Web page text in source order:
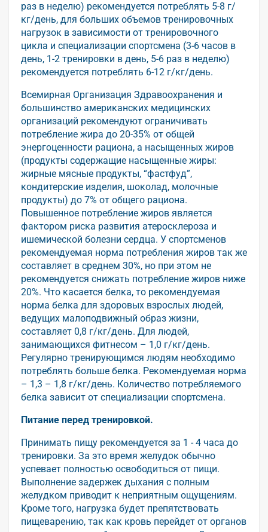
раз в неделю) рекомендуется потреблять 5-8 г/
кг/день, для больших объемов тренировочных
нагрузок в зависимости от тренировочного
цикла и специализации спортсмена (3-6 часов в
день, 1-2 тренировки в день, 5-6 раз в неделю)
рекомендуется потреблять 6-12 г/кг/день.
Всемирная Организация Здравоохранения и
большинство американских медицинских
организаций рекомендуют ограничивать
потребление жира до 20-35% от общей
энергоценности рациона, а насыщенных жиров
(продукты содержащие насыщенные жиры:
жирные мясные продукты, “фастфуд”,
кондитерские изделия, шоколад, молочные
продукты) до 7% от общего рациона.
Повышенное потребление жиров является
фактором риска развития атеросклероза и
ишемической болезни сердца. У спортсменов
рекомендуемая норма потребления жиров так же
составляет в среднем 30%, но при этом не
рекомендуется снижать потребление жиров ниже
20%. Что касается белка, то рекомендуемая
норма белка для здоровых взрослых людей,
ведущих малоподвижный образ жизни,
составляет 0,8 г/кг/день. Для людей,
занимающихся фитнесом – 1,0 г/кг/день.
Регулярно тренирующимся людям необходимо
потреблять больше белка. Рекомендуемая норма
– 1,3 – 1,8 г/кг/день. Количество потребляемого
белка зависит от специализации спортсмена.
Питание перед тренировкой.
Принимать пищу рекомендуется за 1 - 4 часа до
тренировки. За это время желудок обычно
успевает полностью освободиться от пищи.
Выполнение задержек дыхания с полным
желудком приводит к неприятным ощущениям.
Кроме того, нагрузка будет препятствовать
пищеварению, так как кровь перейдет от органов